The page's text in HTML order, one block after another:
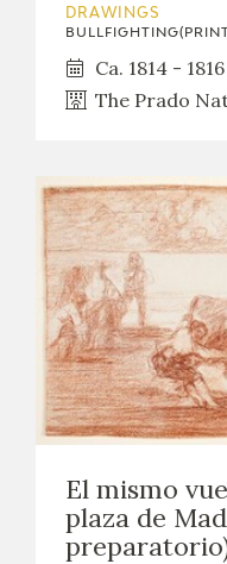
DRAWINGS
Ca. 1814 - 1816
The Prado
El mismo
plaza de